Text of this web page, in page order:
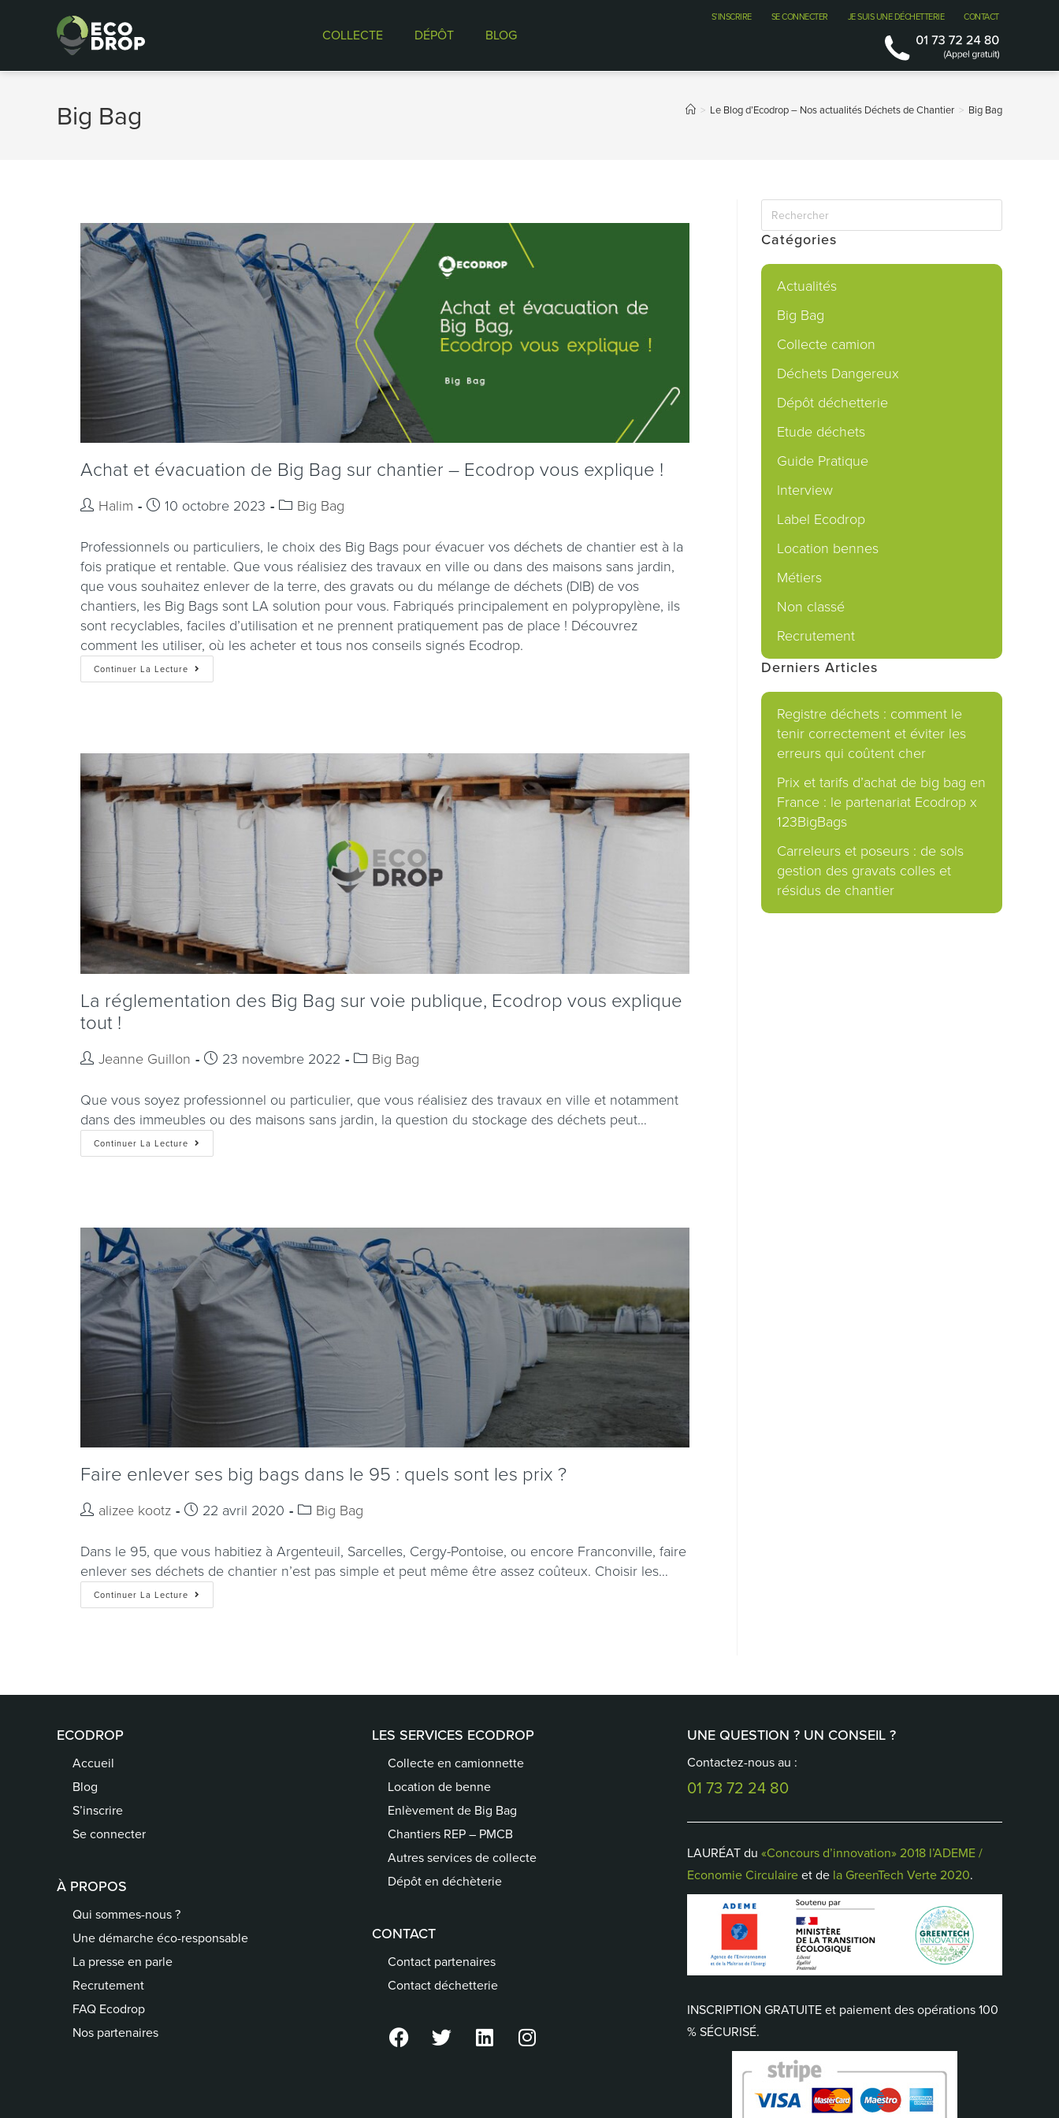
COLLECTE DÉPÔT BLOG
S’INSCRIRE SE CONNECTER JE SUIS UNE DÉCHETTERIE CONTACT
Big Bag > Le Blog d’Ecodrop – Nos actualités Déchets de Chantier > Big Bag
Achat et évacuation de Big Bag sur chantier – Ecodrop vous explique !
Halim 10 octobre 2023
Big Bag
Professionnels ou particuliers, le choix des Big Bags pour évacuer vos déchets de chantier est à la
fois pratique et rentable. Que vous réalisiez des travaux en ville ou dans des maisons sans jardin,
que vous souhaitez enlever de la terre, des gravats ou du mélange de déchets (DIB) de vos
chantiers, les Big Bags sont LA solution pour vous. Fabriqués principalement en polypropylène, ils
sont recyclables, faciles d’utilisation et ne prennent pratiquement pas de place ! Découvrez
comment les utiliser, où les acheter et tous nos conseils signés Ecodrop.
Continuer La Lecture
La réglementation des Big Bag sur voie publique, Ecodrop vous explique
tout !
Jeanne Guillon 23 novembre 2022
Big Bag
Que vous soyez professionnel ou particulier, que vous réalisiez des travaux en ville et notamment
dans des immeubles ou des maisons sans jardin, la question du stockage des déchets peut…
Continuer La Lecture
Faire enlever ses big bags dans le 95 : quels sont les prix ?
alizee kootz 22 avril 2020
Big Bag
Dans le 95, que vous habitiez à Argenteuil, Sarcelles, Cergy-Pontoise, ou encore Franconville, faire
enlever ses déchets de chantier n’est pas simple et peut même être assez coûteux. Choisir les…
Continuer La Lecture
Catégories
Actualités
Big Bag
Collecte camion
Déchets Dangereux
Dépôt déchetterie
Etude déchets
Guide Pratique
Interview
Label Ecodrop
Location bennes
Métiers
Non classé
Recrutement
Derniers Articles
Registre déchets : comment le
tenir correctement et éviter les
erreurs qui coûtent cher
Prix et tarifs d’achat de big bag en
France : le partenariat Ecodrop x
123BigBags
Carreleurs et poseurs : de sols
gestion des gravats colles et
résidus de chantier
ECODROP
Accueil
Blog
S’inscrire
Se connecter
À PROPOS
Qui sommes-nous ?
Une démarche éco-responsable
La presse en parle
Recrutement
FAQ Ecodrop
Nos partenaires
LES SERVICES ECODROP
Collecte en camionnette
Location de benne
Enlèvement de Big Bag
Chantiers REP – PMCB
Autres services de collecte
Dépôt en déchèterie
CONTACT
Contact partenaires
Contact déchetterie
UNE QUESTION ? UN CONSEIL ?
Contactez-nous au :
01 73 72 24 80
LAURÉAT du «Concours d’innovation» 2018 l’ADEME /
Economie Circulaireet de la GreenTech Verte 2020.
INSCRIPTION GRATUITE et paiement des opérations 100
% SÉCURISÉ.